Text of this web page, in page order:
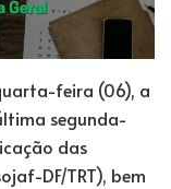
feira (06), a
segunda-
das
DF/TRT), bem